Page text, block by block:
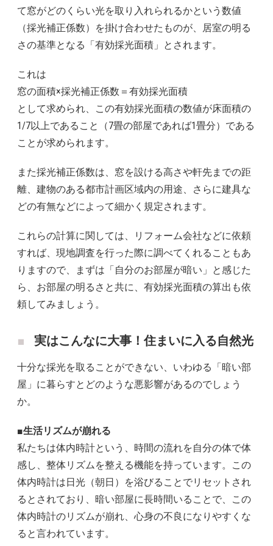
て窓がどのくらい光を取り入れられるかという数値
（採光補正係数）を掛け合わせたものが、居室の明る
さの基準となる「有効採光面積」とされます。
これは
窓の面積×採光補正係数＝有効採光面積
として求められ、この有効採光面積の数値が床面積の
1/7以上であること（7畳の部屋であれば1畳分）である
ことが求められます。
また採光補正係数は、窓を設ける高さや軒先までの距
離、建物のある都市計画区域内の用途、さらに建具な
どの有無などによって細かく規定されます。
これらの計算に関しては、リフォーム会社などに依頼
すれば、現地調査を行った際に調べてくれることもあ
りますので、まずは「自分のお部屋が暗い」と感じた
ら、お部屋の明るさと共に、有効採光面積の算出も依
頼してみましょう。
実はこんなに大事！住まいに入る自然光
十分な採光を取ることができない、いわゆる「暗い部
屋」に暮らすとどのような悪影響があるのでしょう
か。
■生活リズムが崩れる
私たちは体内時計という、時間の流れを自分の体で体
感し、整体リズムを整える機能を持っています。この
体内時計は日光（朝日）を浴びることでリセットされ
るとされており、暗い部屋に長時間いることで、この
体内時計のリズムが崩れ、心身の不良になりやすくな
ると言われています。